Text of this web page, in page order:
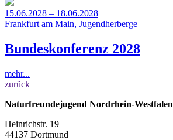
15.06.2028 – 18.06.2028
Frankfurt am Main, Jugendherberge
Bundeskonferenz 2028
mehr...
zurück
Naturfreundejugend Nordrhein-Westfalen
Heinrichstr. 19
44137 Dortmund